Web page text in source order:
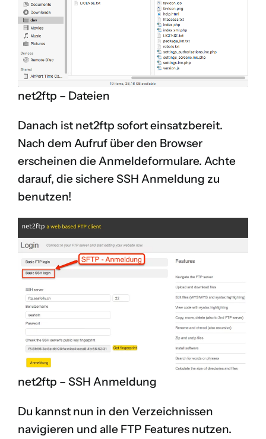
net2ftp – Dateien
Danach ist net2ftp sofort einsatzbereit.
Nach dem Aufruf über den Browser
erscheinen die Anmeldeformulare. Achte
darauf, die sichere SSH Anmeldung zu
benutzen!
net2ftp – SSH Anmeldung
Du kannst nun in den Verzeichnissen
navigieren und alle FTP Features nutzen.